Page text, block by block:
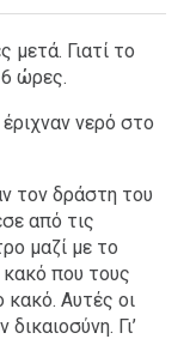
μετά. Γιατί το
ώρες.
νερό στο
τον δράστη του
από τις
μαζί με το
κακό που τους
κακό. Αυτές οι
Γι’